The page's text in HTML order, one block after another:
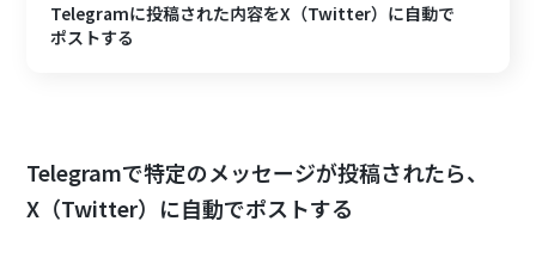
Telegramに投稿された内容をX（Twitter）に自動で
ポストする
Telegramで特定のメッセージが投稿されたら、
X（Twitter）に自動でポストする